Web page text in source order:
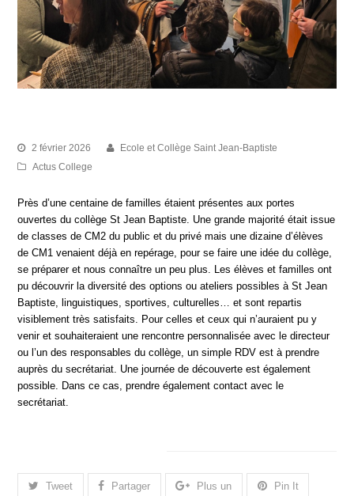
2 février 2026
Ecole et Collège Saint Jean-Baptiste
Actus College
Près d’une centaine de familles étaient présentes aux portes
ouvertes du collège St Jean Baptiste. Une grande majorité était issue
de classes de CM2 du public et du privé mais une dizaine d’élèves
de CM1 venaient déjà en repérage, pour se faire une idée du collège,
se préparer et nous connaître un peu plus. Les élèves et familles ont
pu découvrir la diversité des options ou ateliers possibles à St Jean
Baptiste, linguistiques, sportives, culturelles… et sont repartis
visiblement très satisfaits. Pour celles et ceux qui n’auraient pu y
venir et souhaiteraient une rencontre personnalisée avec le directeur
ou l’un des responsables du collège, un simple RDV est à prendre
auprès du secrétariat. Une journée de découverte est également
possible. Dans ce cas, prendre également contact avec le
secrétariat.
Tweet Partager Plus un Pin It